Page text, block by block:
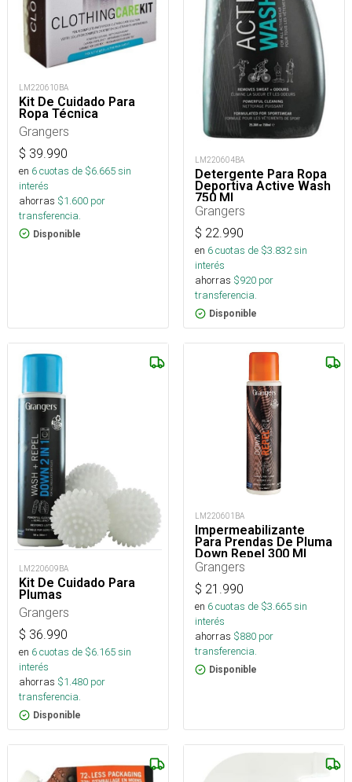
LM220610BA
Kit De Cuidado Para
Ropa Técnica
Grangers
$ 39.990
en 6cuotas de $6.665sin
interés
ahorras $1.600 por
transferencia.
Disponible
LM220604BA
Detergente Para Ropa
Deportiva Active Wash
750 Ml
Grangers
$ 22.990
en 6cuotas de $3.832sin
interés
ahorras $920 por
transferencia.
Disponible
LM220609BA
Kit De Cuidado Para
Plumas
Grangers
$ 36.990
en 6cuotas de $6.165sin
interés
ahorras $1.480 por
transferencia.
Disponible
LM220601BA
Impermeabilizante
Para Prendas De Pluma
Down Repel 300 Ml
Grangers
$ 21.990
en 6cuotas de $3.665sin
interés
ahorras $880 por
transferencia.
Disponible